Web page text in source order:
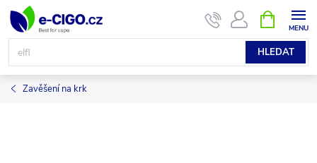
Přejít
obsah
HLEDAT
NÁKUPNÍ
KOŠÍK
Zavěšení na krk